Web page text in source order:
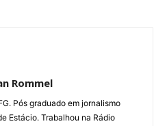
Rommel
Pós graduado em jornalismo
Estácio. Trabalhou na Rádio